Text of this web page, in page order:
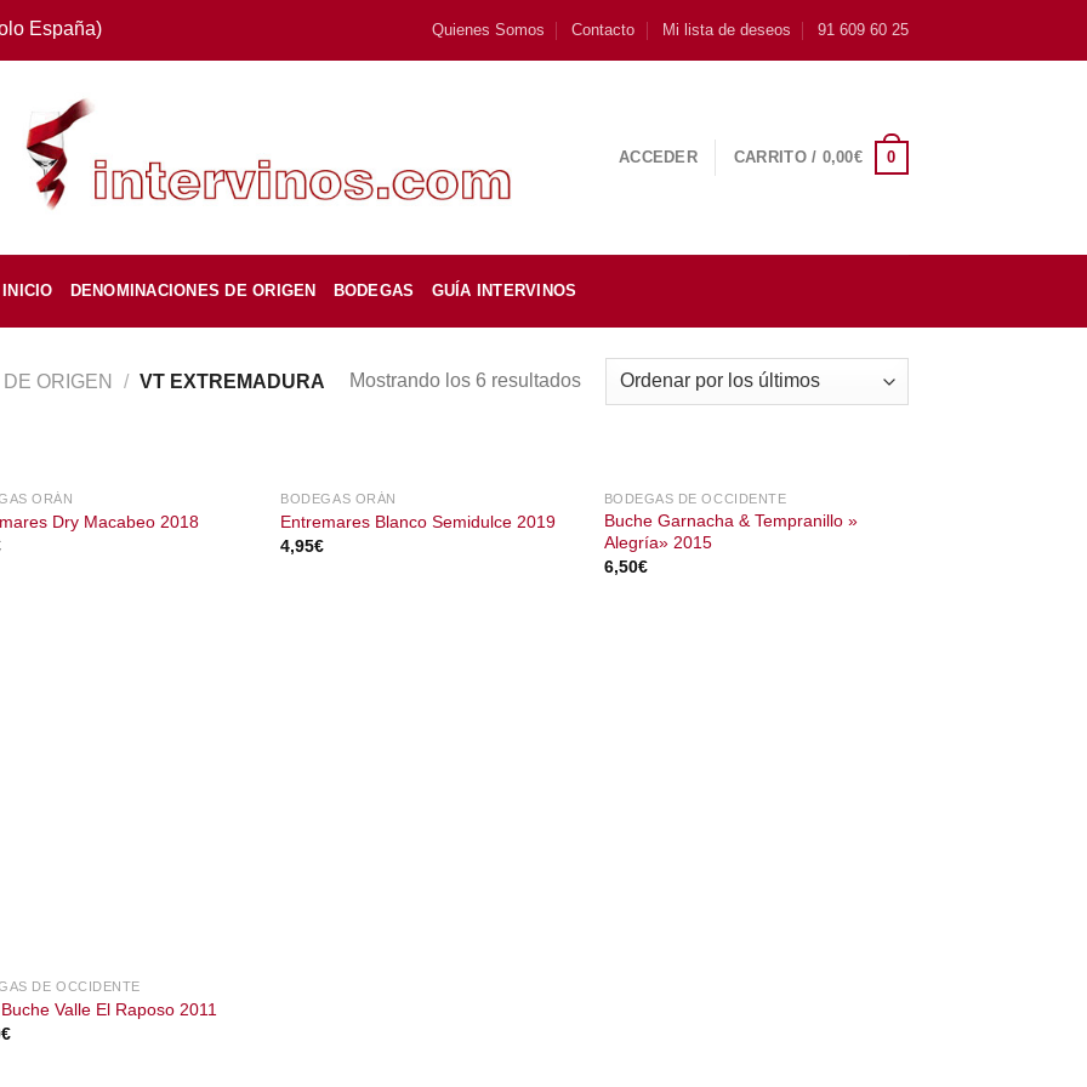
España) Quienes Somos Contacto Mi lista de deseos 91 609 60 25
ACCEDER CARRITO / 0,00€ 0
INICIO DENOMINACIONES DE ORIGEN BODEGAS GUÍA INTERVINOS
ORIGEN / VT EXTREMADURA Mostrando los 6 resultados
ORÁN
Dry Macabeo 2018
BODEGAS ORÁN
Entremares Blanco Semidulce 2019
4,95€
BODEGAS DE OCCIDENTE
Buche Garnacha & Tempranillo »
Alegría» 2015
6,50€
DE OCCIDENTE
Valle El Raposo 2011
€